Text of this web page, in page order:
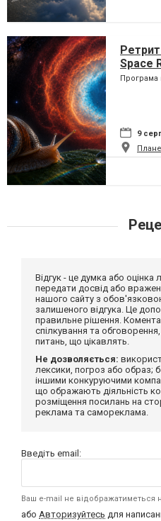
Space
Програма
9
Відгук - це думка або
передати досвід або
нашого сайту з
залишеного відгука. Це
правильне рішення.
спілкування та
питань, що цікавлять.
Не дозволяється:
лексики, погроз або образ;
іншими конкуруючими
що ображають діяльність
розміщення посилань на
реклама та самореклама.
Введіть email:
Ваш e-mail не відображатиметься
або Авторизуйтесь для